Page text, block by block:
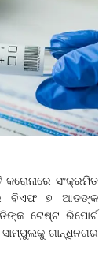
ସଂକ୍ରମିତ
ବିଏଫ ୭ ଆତଙ୍କ
ଟେଷ୍ଟ ରିପୋର୍ଟ
ଗାନ୍ଧିନଗର